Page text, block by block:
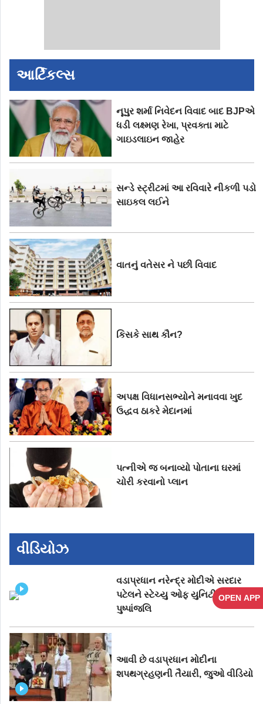
OPEN APP
આર્ટિકલ્સ
નૂપુર શર્મા નિવેદન વિવાદ બાદ BJPએ
ધડી લક્ષ્મણ રેખા, પ્રવક્તા માટે
ગાઇડલાઇન જાહેર
સન્ડે સ્ટ્રીટમાં આ રવિવારે નીકળી પડો
સાઇકલ લઈને
વાતનું વતેસર ને પછી વિવાદ
કિસકે સાથ કૌન?
અપક્ષ વિધાનસભ્યોને મનાવવા ખુદ
ઉદ્ધવ ઠાકરે મેદાનમાં
પત્નીએ જ બનાવ્યો પોતાના ઘરમાં
ચોરી કરવાનો પ્લાન
વીડિયોઝ
વડાપ્રધાન નરેન્દ્ર મોદીએ સરદાર
પટેલને સ્ટેચ્યુ ઓફ યુનિટી ખાતે આપી
પુષ્પાંજલિ
આવી છે વડાપ્રધાન મોદીના
શપથગ્રહણની તૈયારી, જુઓ વીડિયો